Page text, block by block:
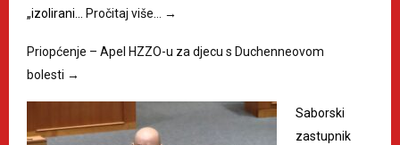
„izolirani…
Pročitaj više… →
Priopćenje – Apel HZZO-u za djecu s Duchenneovom
bolesti →
Saborski
zastupnik